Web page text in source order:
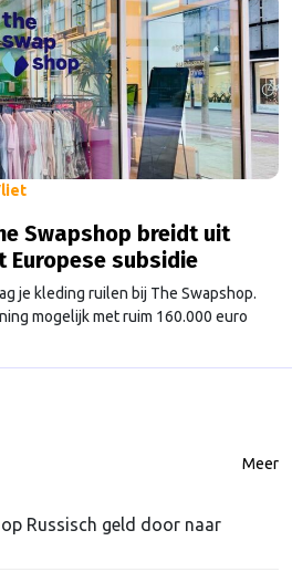
Swapshop breidt uit
Europese subsidie
je kleding ruilen bij The Swapshop.
mogelijk met ruim 160.000 euro
Meer
Russisch geld door naar